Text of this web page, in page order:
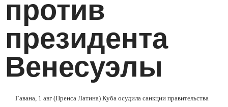
против
президента
Венесуэлы
Гавана, 1 авг (Пренса Латина) Куба осудила санкции правительства